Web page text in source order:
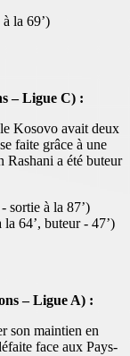
la 69’)
– Ligue C) :
Kosovo avait deux
faite grâce à une
a été buteur
sortie à la 87’)
64’, buteur - 47’)
– Ligue A) :
son maintien en
face aux Pays-